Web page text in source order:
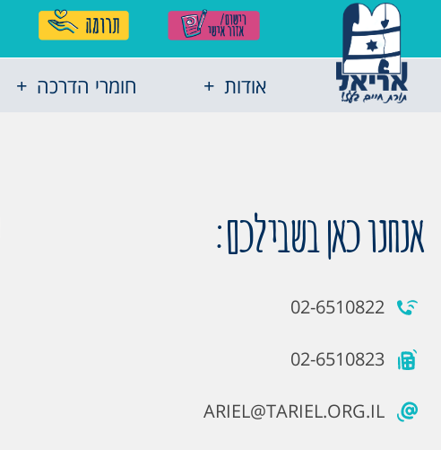
אודות חומרי הדרכה
אנחנו כאן בשבילכם:
02-6510822
02-6510823
ARIEL@TARIEL.ORG.IL